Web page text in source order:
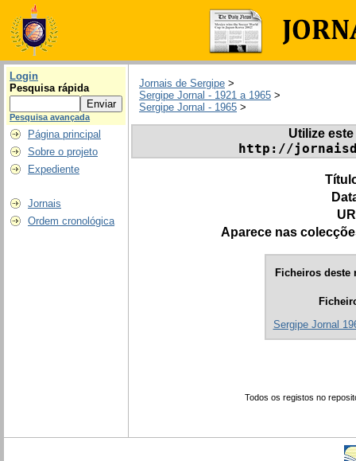
Login
Pesquisa rápida
Pesquisa avançada
Página principal
Sobre o projeto
Expediente
Jornais
Ordem cronológica
Jornais de Sergipe >
Sergipe Jornal - 1921 a 1965 >
Sergipe Jornal - 1965 >
Utilize
http://
Aparece nas
Ficheiros deste
Sergipe Jornal
Todos os registos no